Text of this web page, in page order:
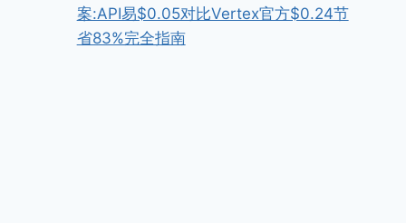
案:API易$0.05对比Vertex官方$0.24节
省83%完全指南